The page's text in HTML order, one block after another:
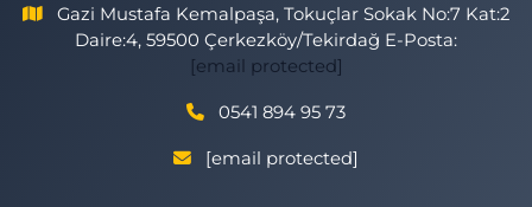
Gazi Mustafa Kemalpaşa, Tokuçlar Sokak No:7 Kat:2
Daire:4, 59500 Çerkezköy/Tekirdağ E-Posta:
[email protected]
0541 894 95 73
[email protected]